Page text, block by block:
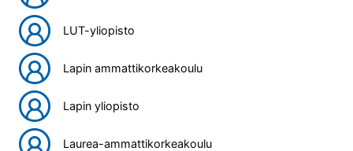
LUT-yliopisto
Lapin ammattikorkeakoulu
Lapin yliopisto
Laurea-ammattikorkeakoulu